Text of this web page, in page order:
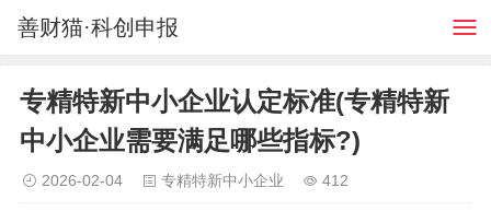
善财猫·科创申报
专精特新中小企业认定标准(专精特新
中小企业需要满足哪些指标?)
2026-02-04 专精特新中小企业 412